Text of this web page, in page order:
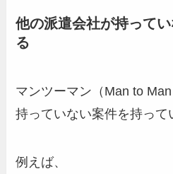
他の派遣会社が持って
る
マンツーマン（Man to
持っていない案件を持って
例えば、